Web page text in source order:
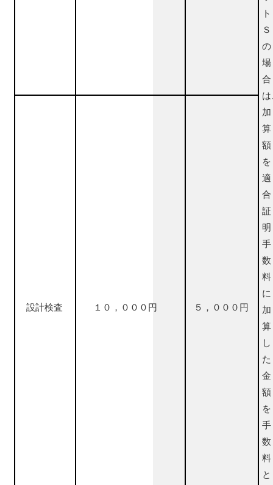
ト
Ｓ
の
場
合
加
算
額
を
適
合
証
明
手
数
料
に
加
算
し
た
金
額
を
手
数
料
と
設計検査 １０，０００円 ５，０００円